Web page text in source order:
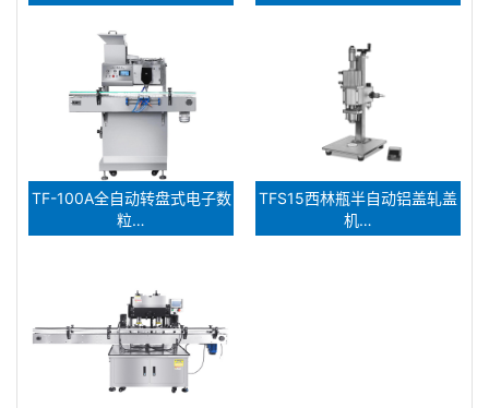
TF-100A全自动转盘式电子数
粒…
TFS15西林瓶半自动铝盖轧盖
机…